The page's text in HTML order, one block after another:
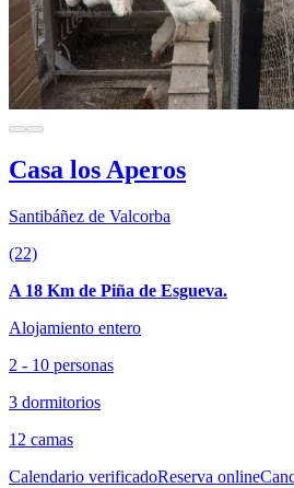
Casa los Aperos
Santibáñez de Valcorba
(22)
A 18 Km de Piña de Esgueva.
Alojamiento entero
2 - 10 personas
3 dormitorios
12 camas
Calendario verificadoReserva online